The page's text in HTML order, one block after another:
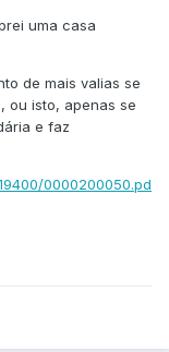
uma casa
de mais valias se
ou isto, apenas se
e faz
0000200050.pd